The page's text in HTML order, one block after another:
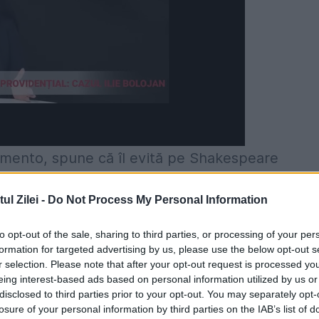
Zilei - Do Not Process My Personal Information
opt-out of the sale, sharing to third parties, or processing of your
for targeted advertising by us, please use the below opt-out
selection. Please note that after your opt-out request is processed
interest-based ads based on personal information utilized by us
to third parties prior to your opt-out. You may separately
of your personal information by third parties on the IAB’s list of
spune că îl evită pe Shakespeare
să studieze
este ea însăși albă!
cel mai mare scriitor de limbă engleză din
pentru condiția umană doar pentru că„niște
că el poate fi înlocuit cu ușurință.